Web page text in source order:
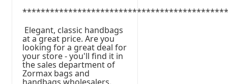
Elegant, classic handbags
at a great price. Are you
looking for a great deal for
your store - you'll find it in
the sales department of
Zormax bags and
handbags wholesalers.